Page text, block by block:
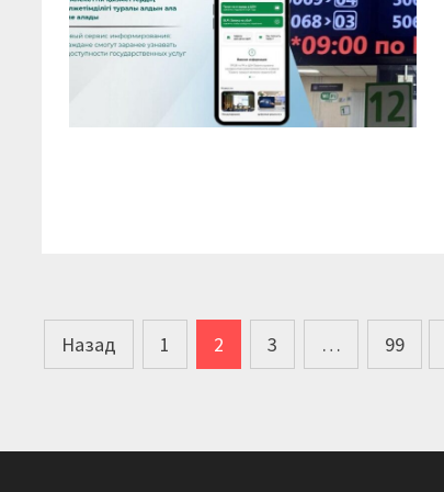
Пагинация
записей
Назад 1 2 3 … 99